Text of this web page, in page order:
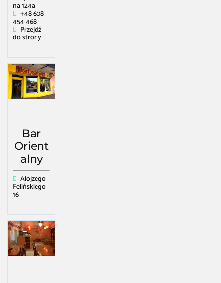
na 124a
+48 608
454 468
Przejdź
do strony
Bar
Orient
alny
Alojzego
Felińskiego
16